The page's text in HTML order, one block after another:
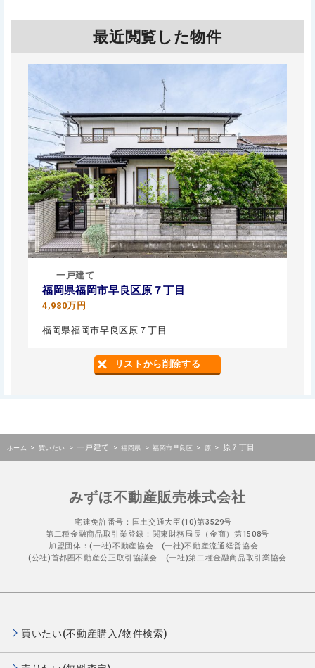
最近閲覧した物件
一戸建て
福岡県福岡市早良区原７丁目
4,980万円
福岡県福岡市早良区原７丁目
リストから削除する
ホーム > 買いたい > 一戸建て > 福岡県 > 福岡市早良区 > 原 > 原７丁目
みずほ不動産販売株式会社
宅建免許番号：国土交通大臣(10)第3529号
第二種金融商品取引業登録：関東財務局長（金商）第1508号
加盟団体：(一社)不動産協会 (一社)不動産流通経営協会
(公社)首都圏不動産公正取引協議会 (一社)第二種金融商品取引業協会
買いたい(不動産購入/物件検索)